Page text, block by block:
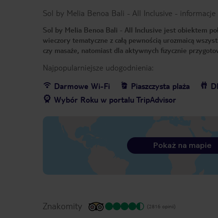
Sol by Melia Benoa Bali - All Inclusive - informacje
Sol by Melia Benoa Bali - All Inclusive jest obiektem
wieczory tematyczne z całą pewnością urozmaicą
czy masaże, natomiast dla aktywnych fizycznie
Najpopularniejsze udogodnienia:
Darmowe Wi-Fi
Piaszczysta plaża
Wybór Roku w portalu TripAdvisor
Pokaż na mapie
Znakomity (2816 opinii)